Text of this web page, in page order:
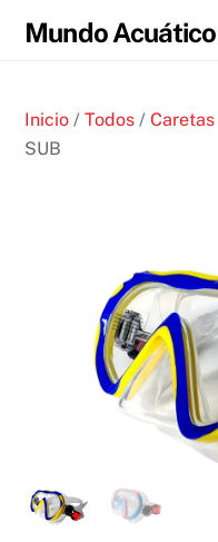
Mundo Acuático
Inicio /Todos /Caretas
SUB